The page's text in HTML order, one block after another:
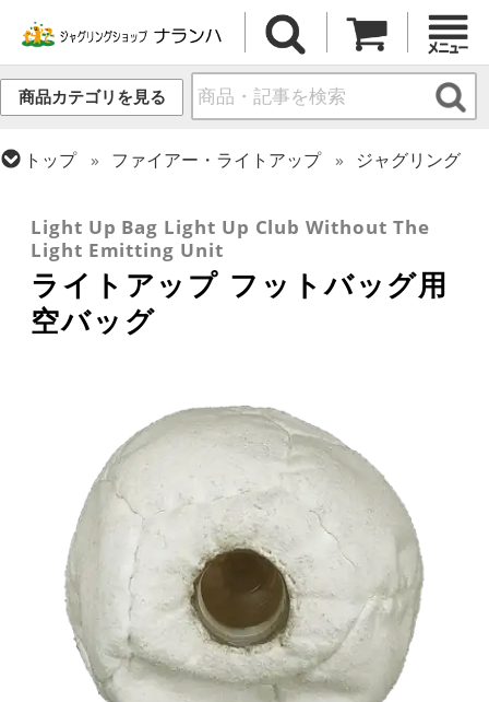
商品カテゴリを見る
トップ ファイアー・ライトアップ
ジャグリング
リペア・関連商品
Light Up Bag Light Up Club Without The
Light Emitting Unit
ライトアップ フットバッグ用
空バッグ